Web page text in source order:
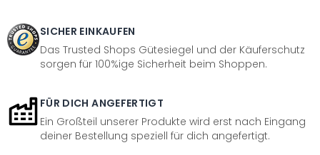
SICHER EINKAUFEN
Das Trusted Shops Gütesiegel und der Käuferschutz
sorgen für 100%ige Sicherheit beim Shoppen.
FÜR DICH ANGEFERTIGT
Ein Großteil unserer Produkte wird erst nach Eingang
deiner Bestellung speziell für dich angefertigt.